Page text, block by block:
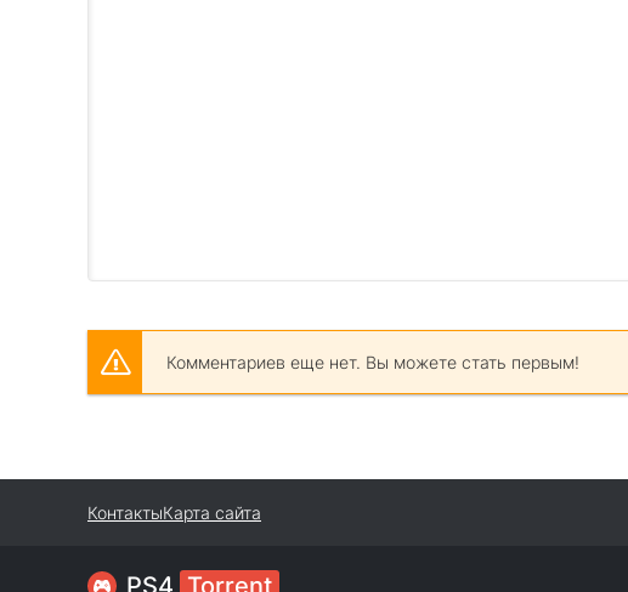
Комментариев еще нет. Вы можете стать первым!
КонтактыКарта сайта